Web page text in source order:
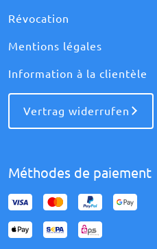
Révocation
Mentions légales
Information à la clientèle
Vertrag widerrufen
Méthodes de paiement